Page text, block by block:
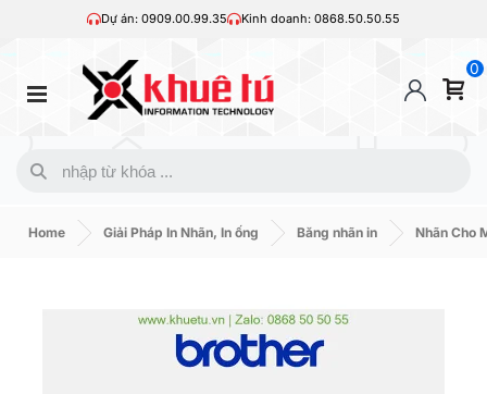
Dự án: 0909.00.99.35 Kinh doanh: 0868.50.50.55
0
Home Giải Pháp In Nhãn, In ống Băng nhãn in Nhãn Cho